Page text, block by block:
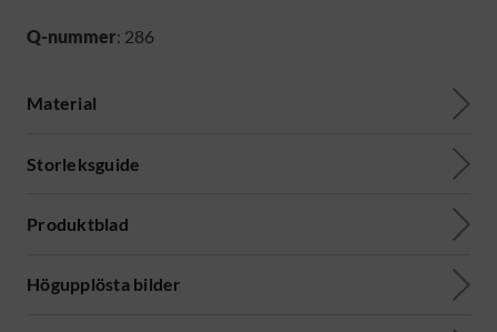
Q-nummer: 286
Material
Storleksguide
Produktblad
Högupplösta bilder